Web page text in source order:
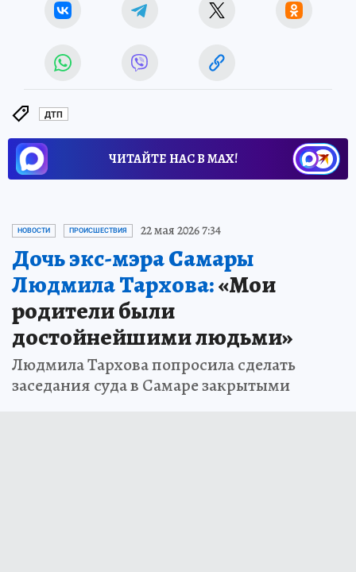
ДТП
ЧИТАЙТЕ НАС В МАХ!
НОВОСТИ ПРОИСШЕСТВИЯ 22 мая 2026 7:34
Дочь экс-мэра Самары
Людмила Тархова:«Мои
родители были
достойнейшими людьми»
Людмила Тархова попросила сделать
заседания суда в Самаре закрытыми